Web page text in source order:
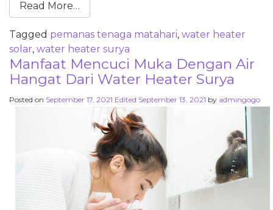
Read More…
Tagged pemanas tenaga matahari, water heater
solar, water heater surya
Manfaat Mencuci Muka Dengan Air
Hangat Dari Water Heater Surya
Posted on September 17, 2021 Edited September 13, 2021 by admingogo